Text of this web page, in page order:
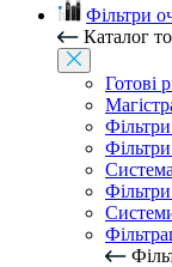
Фільтри
Каталог
Готові